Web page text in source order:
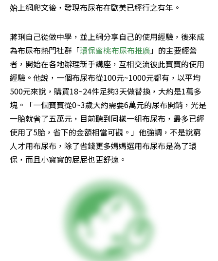
始上網爬文後，發現布尿布在歐美已經行之有年。
蔣琍自己從做中學，並上網分享自己的使用經驗，後來成
為布尿布熱門社群「環保蜜桃布尿布推廣 」的主要經營
者，開始在各地辦理新手講座，互相交流彼此寶寶的使用
經驗。他說，一個布尿布從100元~1000元都有，以平均
500元來說，購買18~24件足夠3天做替換，大約是1萬多
塊。「一個寶寶從0~3歲大約需要6萬元的尿布開銷，光是
一胎就省了五萬元，目前聽到同樣一組布尿布，最多已經
使用了5胎，省下的金額相當可觀。」他強調，不是說窮
人才用布尿布，除了省錢更多媽媽選用布尿布是為了環
保，而且小寶寶的屁屁也更舒適。